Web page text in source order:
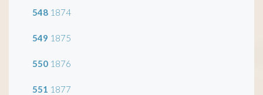
548 1874
549 1875
550 1876
551 1877